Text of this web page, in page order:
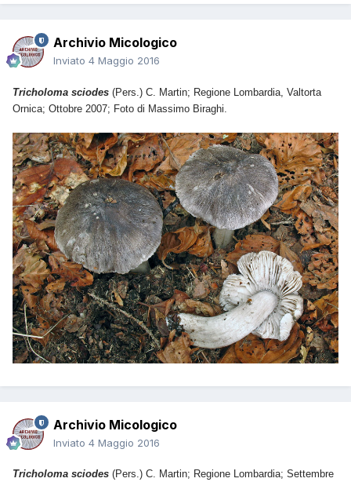
Archivio Micologico
Inviato 4 Maggio 2016
Tricholoma sciodes (Pers.) C. Martin; Regione Lombardia, Valtorta
Ornica; Ottobre 2007; Foto di Massimo Biraghi.
Archivio Micologico
Inviato 4 Maggio 2016
Tricholoma sciodes (Pers.) C. Martin; Regione Lombardia; Settembre